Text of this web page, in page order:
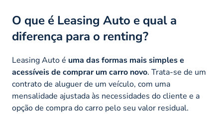
O que é Leasing Auto e qual a
diferença para o renting?
Leasing Auto é uma das formas mais simples e
acessíveis de comprar um carro novo. Trata-se de um
contrato de aluguer de um veículo, com uma
mensalidade ajustada às necessidades do cliente e a
opção de compra do carro pelo seu valor residual.